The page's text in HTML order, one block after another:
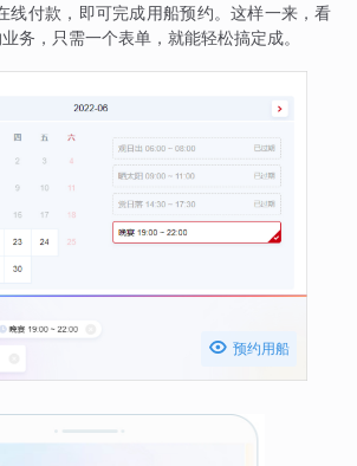
线付款，即可完成用船预约。这样一来，看
务，只需一个表单，就能轻松搞定成。
 预约用船